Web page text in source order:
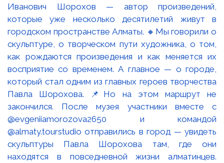
Иванович Шорохов — автор произведений,
которые уже несколько десятилетий живут в
городском пространстве Алматы. 🔸Мы говорили о
скульптуре, о творческом пути художника, о том,
как рождаются произведения и как меняется их
восприятие со временем. А главное — о городе,
который стал одним из главных героев творчества
Павла Шорохова. 📌Но на этом маршрут не
закончился. После музея участники вместе с
@evgeniiamorozova2650 и командой
@almaty.tourstudio отправились в город — увидеть
скульптуры Павла Шорохова там, где они
находятся в повседневной жизни алматинцев.